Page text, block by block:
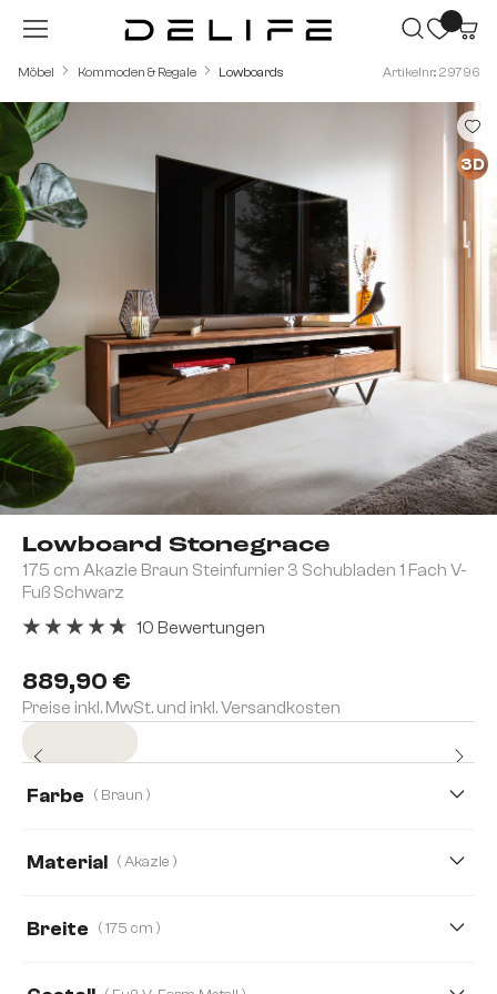
Zum Hauptinhalt springen
Möbel Kommoden & Regale Lowboards Artikelnr.: 29796
Lowboard Stonegrace
175 cm Akazie Braun Steinfurnier 3 Schubladen 1 Fach V-
Fuß Schwarz
889,90 €
Preise inkl. MwSt. und inkl. Versandkosten
10 Bewertungen
Farbe ( Braun )
Material ( Akazie )
Breite ( 175 cm )
Bildergalerie überspringen
3D